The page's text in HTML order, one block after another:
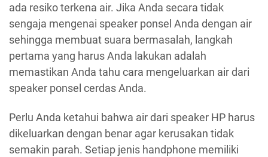
ada resiko terkena air. Jika Anda secara tidak
sengaja mengenai speaker ponsel Anda dengan air
sehingga membuat suara bermasalah, langkah
pertama yang harus Anda lakukan adalah
memastikan Anda tahu cara mengeluarkan air dari
speaker ponsel cerdas Anda.
Perlu Anda ketahui bahwa air dari speaker HP harus
dikeluarkan dengan benar agar kerusakan tidak
semakin parah. Setiap jenis handphone memiliki